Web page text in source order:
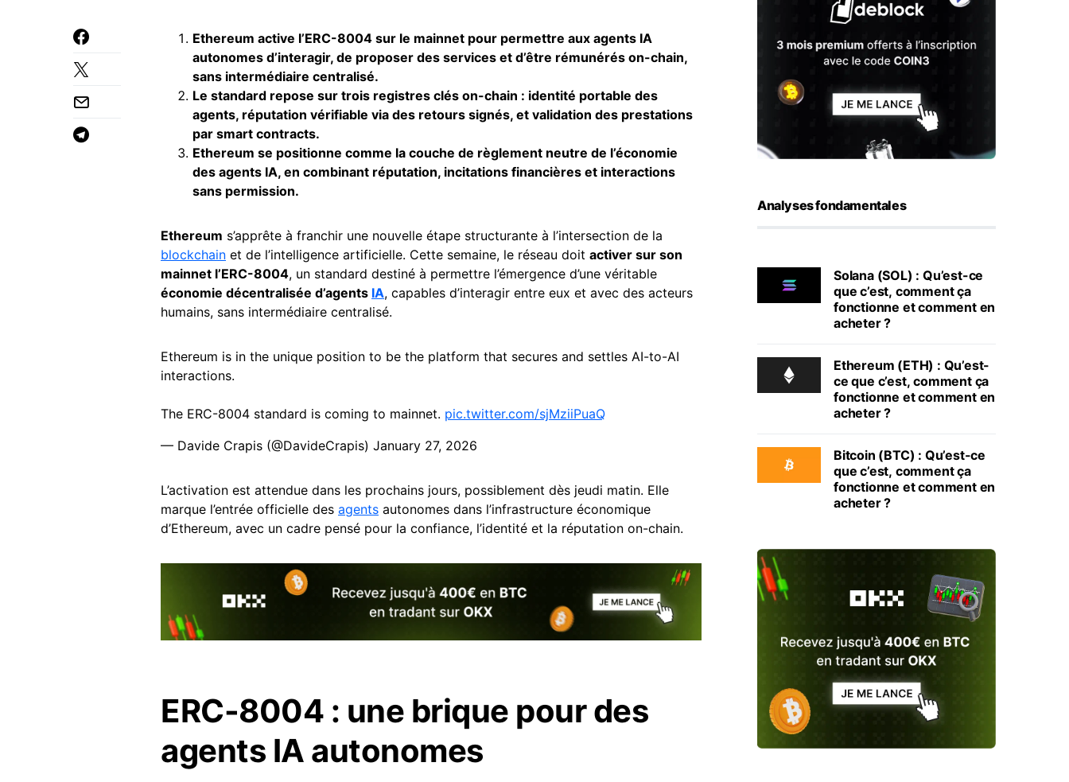
Ethereum active l’ERC-8004 sur le mainnet pour permettre aux agents IA
autonomes d’interagir, de proposer des services et d’être rémunérés on-chain,
sans intermédiaire centralisé.
Le standard repose sur trois registres clés on-chain : identité portable des
agents, réputation vérifiable via des retours signés, et validation des prestations
par smart contracts.
Ethereum se positionne comme la couche de règlement neutre de l’économie
des agents IA, en combinant réputation, incitations financières et interactions
sans permission.
Ethereum s’apprête à franchir une nouvelle étape structurante à l’intersection de la
blockchain et de l’intelligence artificielle. Cette semaine, le réseau doit activer sur son
mainnet l’ERC-8004, un standard destiné à permettre l’émergence d’une véritable
économie décentralisée d’agents IA, capables d’interagir entre eux et avec des acteurs
humains, sans intermédiaire centralisé.
Ethereum is in the unique position to be the platform that secures and settles AI-to-AI
interactions.
The ERC-8004 standard is coming to mainnet. pic.twitter.com/sjMziiPuaQ
— Davide Crapis (@DavideCrapis) January 27, 2026
L’activation est attendue dans les prochains jours, possiblement dès jeudi matin. Elle
marque l’entrée officielle des agents autonomes dans l’infrastructure économique
d’Ethereum, avec un cadre pensé pour la confiance, l’identité et la réputation on-chain.
ERC-8004 : une brique pour des
agents IA autonomes
Analyses fondamentales
Solana (SOL) : Qu’est-ce
que c’est, comment ça
fonctionne et comment en
acheter ?
Ethereum (ETH) : Qu’est-
ce que c’est, comment ça
fonctionne et comment en
acheter ?
Bitcoin (BTC) : Qu’est-ce
que c’est, comment ça
fonctionne et comment en
acheter ?